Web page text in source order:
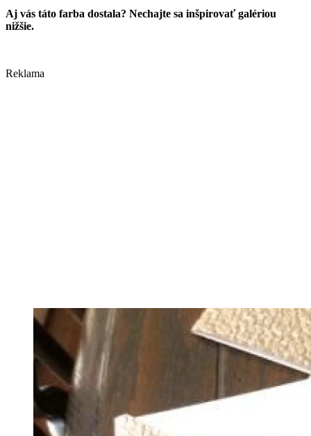
Aj vás táto farba dostala? Nechajte sa inšpirovať galériou
nižšie.
Reklama